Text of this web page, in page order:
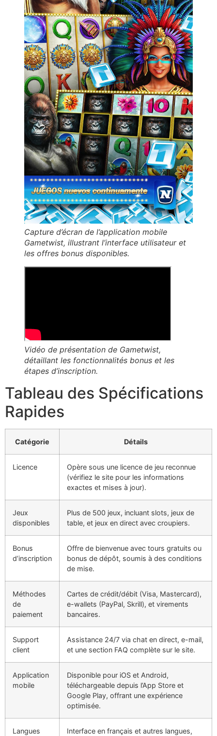
Capture d’écran de l’application mobile
Gametwist, illustrant l’interface utilisateur et
les offres bonus disponibles.
Vidéo de présentation de Gametwist,
détaillant les fonctionnalités bonus et les
étapes d’inscription.
Tableau des Spécifications
Rapides
Catégorie Détails
Licence
Opère sous une licence de jeu reconnue
(vérifiez le site pour les informations
exactes et mises à jour).
Jeux
disponibles
Plus de 500 jeux, incluant slots, jeux de
table, et jeux en direct avec croupiers.
Bonus
d’inscription
Offre de bienvenue avec tours gratuits ou
bonus de dépôt, soumis à des conditions
de mise.
Méthodes
de
paiement
Cartes de crédit/débit (Visa, Mastercard),
e-wallets (PayPal, Skrill), et virements
bancaires.
Support
client
Assistance 24/7 via chat en direct, e-mail,
et une section FAQ complète sur le site.
Application
mobile
Disponible pour iOS et Android,
téléchargeable depuis l’App Store et
Google Play, offrant une expérience
optimisée.
Langues
Interface en français et autres langues,